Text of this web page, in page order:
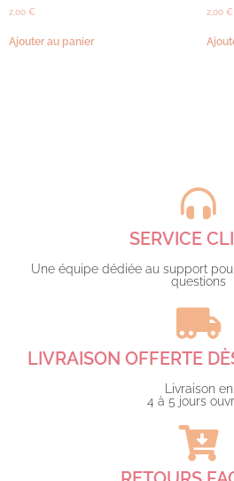
2,00 €
Ajouter au panier
2,00 €
SERVICE
Une équipe dédiée au support
questions​
LIVRAISON OFFERTE
Livraison en
4 à 5 jours